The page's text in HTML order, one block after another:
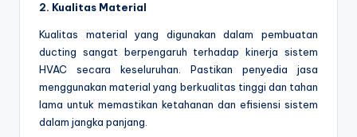
2. Kualitas Material
Kualitas material yang digunakan dalam pembuatan
ducting sangat berpengaruh terhadap kinerja sistem
HVAC secara keseluruhan. Pastikan penyedia jasa
menggunakan material yang berkualitas tinggi dan tahan
lama untuk memastikan ketahanan dan efisiensi sistem
dalam jangka panjang.